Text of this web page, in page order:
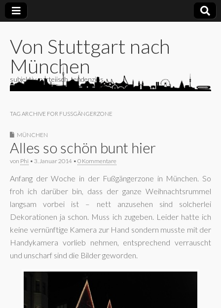
Von Stuttgart nach
München
subjektiv, parteiisch, tendenziös
TAG ARCHIVE FOR FUSSGÄNGERZONE
MÜNCHEN
Alles so schön bunt hier
von Phi • 3. Januar 2014 • 0 Kommentare
Anfang der Woche in der Fußgängerzone in München. So
froh ich darüber bin, dass der ganze Weihnachtsrummel
langsam vorbei ist – nett anzusehen sind solcherlei
Dekorationen ja schon. Muss ich zugeben. Leider hatte ich
keine vernünftige Kamera zur Hand sondern musste mit der
Handykamera vorlieb nehmen, entsprechend verrauscht
und unscharf sind die Bilder geworden.